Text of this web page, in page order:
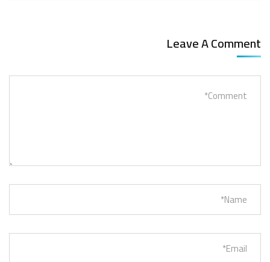
Leave A Comment